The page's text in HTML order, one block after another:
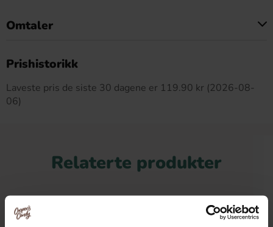
Omtaler
Prishistorikk
Laveste pris de siste 30 dagene er 119.90 kr (2026-08-
06)
Relaterte produkter